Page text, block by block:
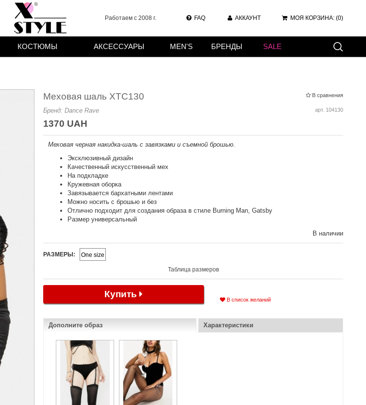
Работаем с 2008 г. FAQ АККАУНТ МОЯ КОРЗИНА: (0)
В сравнения
Меховая шаль XTC130
арт. 104130
Бренд: Dance Rave
1370 UAH
Меховая черная накидка-шаль с завязками и съемной брошью.
Эксклюзивный дизайн
Качественный искусственный мех
На подкладке
Кружевная оборка
Завязывается бархатными лентами
Можно носить с брошью и без
Отлично подходит для создания образа в стиле Burning Man, Gatsby
Размер универсальный
В наличии
РАЗМЕРЫ: One size
Таблица размеров
Купить
В список желаний
Дополните образ Характеристики
КОСТЮМЫ АКСЕССУАРЫ MEN'S БРЕНДЫ SALE